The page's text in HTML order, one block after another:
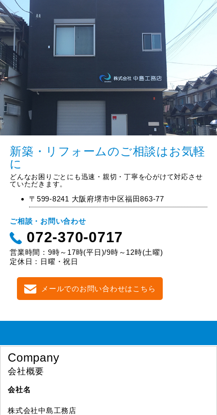
新築・リフォームのご相談はお気軽
に
どんなお困りごとにも迅速・親切・丁寧を心がけて対応させ
ていただきます。
〒599-8241 大阪府堺市中区福田863-77
ご相談・お問い合わせ
072-370-0717
営業時間：9時～17時(平日)/9時～12時(土曜)
定休日：日曜・祝日
メールでのお問い合わせはこちら
Company
会社概要
会社名
株式会社中島工務店